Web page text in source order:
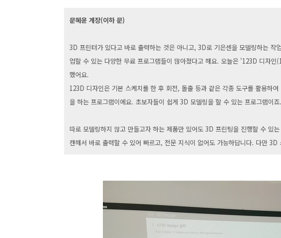
문혜윤 계장(이하 문)
3D 프린터가 있다고 바로 출력하는 것은 아니고, 3D로 기은센을 모델링하는 작
업할 수 있는 다양한 무료 프로그램들이 많아졌다고 해요. 오늘은 '123D 디자
했어요.
123D 디자인은 기본 스케치를 한 후 회전, 돌출 등과 같은 각종 도구를 활용하
을 하는 프로그램이에요. 초보자들이 쉽게 3D 모델링을 할 수 있는 프로그램이죠.
따로 모델링하지 않고 만들고자 하는 제품만 있어도 3D 프린팅을 진행할 수 있
캔해서 바로 출력할 수 있어 빠르고, 전문 지식이 없어도 가능하답니다. 다만